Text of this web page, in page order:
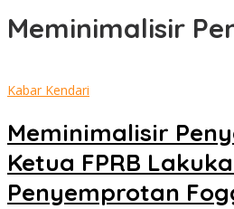
Meminimalisir
Kabar Kendari
Meminimalisir
Ketua FPRB
Penyemprotan